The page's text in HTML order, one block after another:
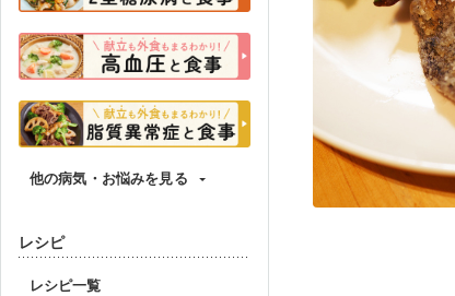
他の病気・お悩みを見る
レシピ
レシピ一覧